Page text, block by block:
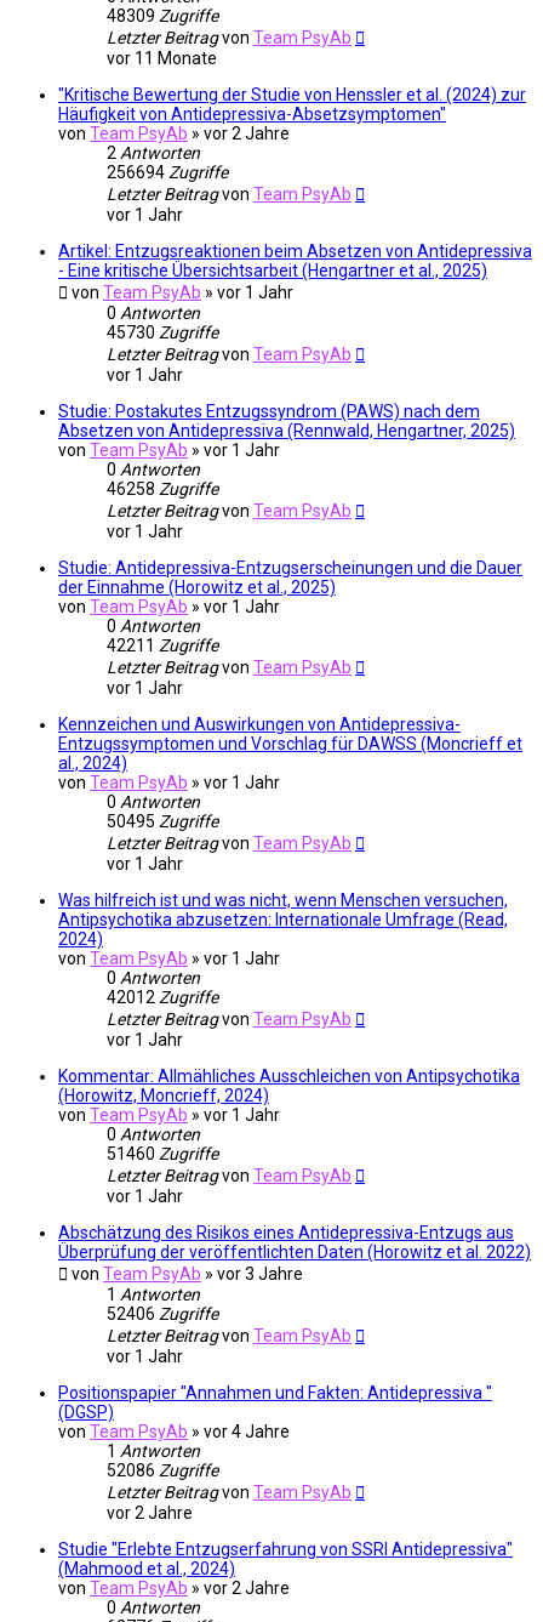
48309 Zugriffe
Letzter Beitragvon Team PsyAb
vor 11 Monate
"Kritische Bewertung der Studie von Henssler et al. (2024) zur
Häufigkeit von Antidepressiva-Absetzsymptomen"
von Team PsyAb » vor 2 Jahre
2 Antworten
256694 Zugriffe
Letzter Beitragvon Team PsyAb
vor 1 Jahr
Artikel: Entzugsreaktionen beim Absetzen von Antidepressiva
- Eine kritische Übersichtsarbeit (Hengartner et al., 2025)
von Team PsyAb » vor 1 Jahr
0 Antworten
45730 Zugriffe
Letzter Beitragvon Team PsyAb
vor 1 Jahr
Studie: Postakutes Entzugssyndrom (PAWS) nach dem
Absetzen von Antidepressiva (Rennwald, Hengartner, 2025)
von Team PsyAb » vor 1 Jahr
0 Antworten
46258 Zugriffe
Letzter Beitragvon Team PsyAb
vor 1 Jahr
Studie: Antidepressiva-Entzugserscheinungen und die Dauer
der Einnahme (Horowitz et al., 2025)
von Team PsyAb » vor 1 Jahr
0 Antworten
42211 Zugriffe
Letzter Beitragvon Team PsyAb
vor 1 Jahr
Kennzeichen und Auswirkungen von Antidepressiva-
Entzugssymptomen und Vorschlag für DAWSS (Moncrieff et
al., 2024)
von Team PsyAb » vor 1 Jahr
0 Antworten
50495 Zugriffe
Letzter Beitragvon Team PsyAb
vor 1 Jahr
Was hilfreich ist und was nicht, wenn Menschen versuchen,
Antipsychotika abzusetzen: Internationale Umfrage (Read,
2024)
von Team PsyAb » vor 1 Jahr
0 Antworten
42012 Zugriffe
Letzter Beitragvon Team PsyAb
vor 1 Jahr
Kommentar: Allmähliches Ausschleichen von Antipsychotika
(Horowitz, Moncrieff, 2024)
von Team PsyAb » vor 1 Jahr
0 Antworten
51460 Zugriffe
Letzter Beitragvon Team PsyAb
vor 1 Jahr
Abschätzung des Risikos eines Antidepressiva-Entzugs aus
Überprüfung der veröffentlichten Daten (Horowitz et al. 2022)
von Team PsyAb » vor 3 Jahre
1 Antworten
52406 Zugriffe
Letzter Beitragvon Team PsyAb
vor 1 Jahr
Positionspapier "Annahmen und Fakten: Antidepressiva "
(DGSP)
von Team PsyAb » vor 4 Jahre
1 Antworten
52086 Zugriffe
Letzter Beitragvon Team PsyAb
vor 2 Jahre
Studie "Erlebte Entzugserfahrung von SSRI Antidepressiva"
(Mahmood et al., 2024)
von Team PsyAb » vor 2 Jahre
0 Antworten